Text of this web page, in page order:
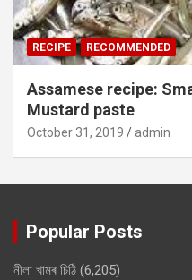
RECIPE RECOMMENDED
Assamese recipe:
Mustard paste
October 31, 2019 admin
Popular Posts
নীলা খামৰ চিঠি (6,205)